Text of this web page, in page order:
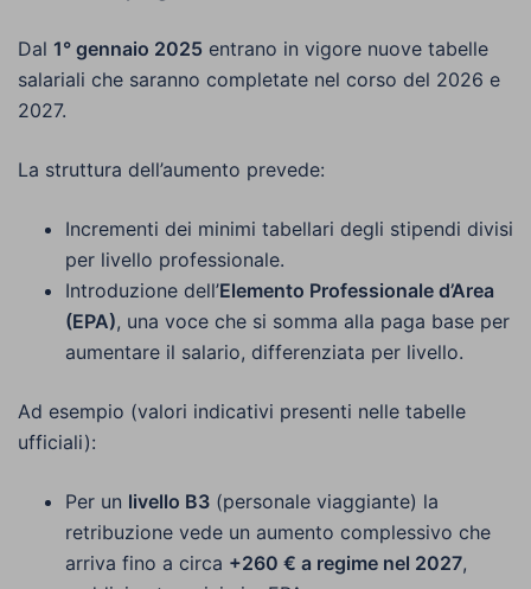
Dal 1° gennaio 2025 entrano in vigore nuove tabelle
salariali che saranno completate nel corso del 2026 e
2027.
La struttura dell’aumento prevede:
Incrementi dei minimi tabellari degli stipendi divisi
per livello professionale.
Introduzione dell’Elemento Professionale d’Area
(EPA), una voce che si somma alla paga base per
aumentare il salario, differenziata per livello.
Ad esempio (valori indicativi presenti nelle tabelle
ufficiali):
Per un livello B3 (personale viaggiante) la
retribuzione vede un aumento complessivo che
arriva fino a circa +260 € a regime nel 2027,